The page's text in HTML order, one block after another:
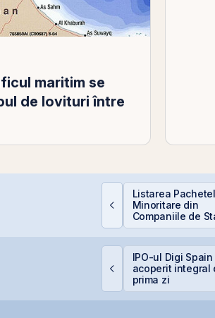
maritim se
de lovituri între
Listarea
Minoritare din
Companiile de
BVB – Soluție
IPO-ul Digi
acoperit integral
prima zi